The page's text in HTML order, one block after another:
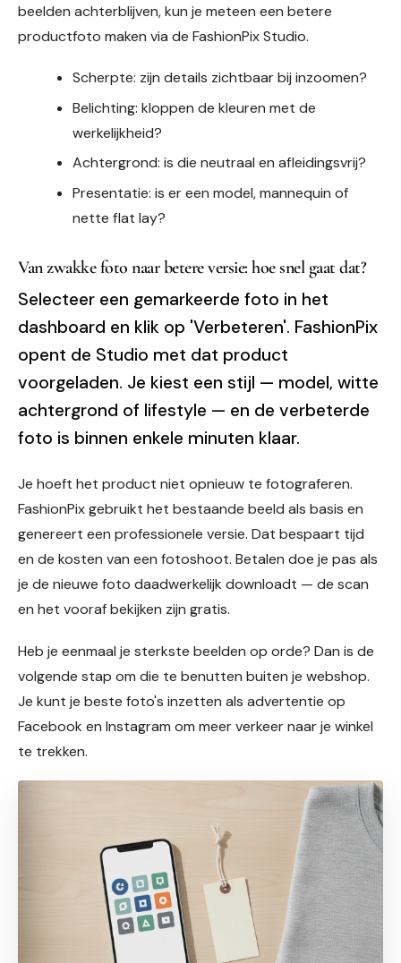
beelden achterblijven, kun je meteen een betere
productfoto maken via de FashionPix Studio.
Scherpte: zijn details zichtbaar bij inzoomen?
Belichting: kloppen de kleuren met de
werkelijkheid?
Achtergrond: is die neutraal en afleidingsvrij?
Presentatie: is er een model, mannequin of
nette flat lay?
Van zwakke foto naar betere versie: hoe snel gaat dat?
Selecteer een gemarkeerde foto in het
dashboard en klik op 'Verbeteren'. FashionPix
opent de Studio met dat product
voorgeladen. Je kiest een stijl — model, witte
achtergrond of lifestyle — en de verbeterde
foto is binnen enkele minuten klaar.
Je hoeft het product niet opnieuw te fotograferen.
FashionPix gebruikt het bestaande beeld als basis en
genereert een professionele versie. Dat bespaart tijd
en de kosten van een fotoshoot. Betalen doe je pas als
je de nieuwe foto daadwerkelijk downloadt — de scan
en het vooraf bekijken zijn gratis.
Heb je eenmaal je sterkste beelden op orde? Dan is de
volgende stap om die te benutten buiten je webshop.
Je kunt je beste foto's inzetten als advertentie op
Facebook en Instagram om meer verkeer naar je winkel
te trekken.